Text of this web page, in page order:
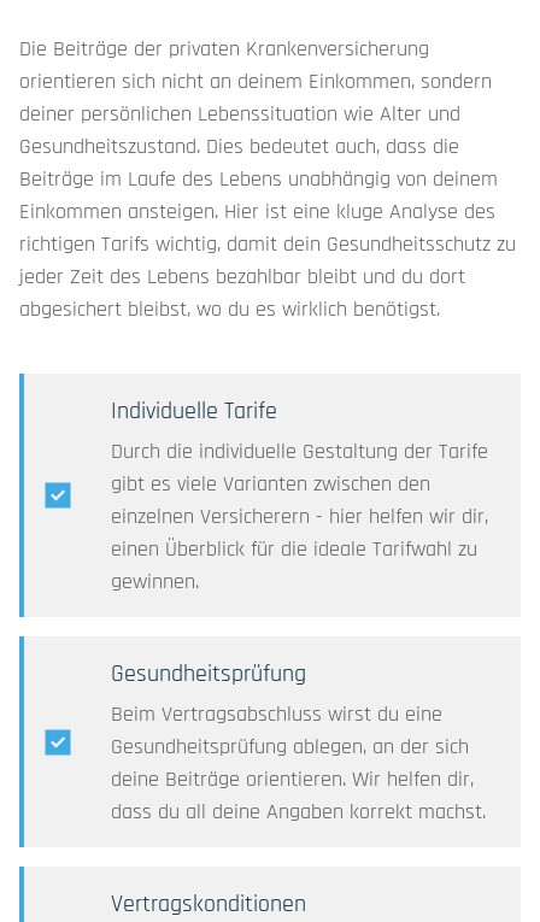
Die Beiträge der privaten Krankenversicherung
orientieren sich nicht an deinem Einkommen, sondern
deiner persönlichen Lebenssituation wie Alter und
Gesundheitszustand. Dies bedeutet auch, dass die
Beiträge im Laufe des Lebens unabhängig von deinem
Einkommen ansteigen. Hier ist eine kluge Analyse des
richtigen Tarifs wichtig, damit dein Gesundheitsschutz zu
jeder Zeit des Lebens bezahlbar bleibt und du dort
abgesichert bleibst, wo du es wirklich benötigst.
Individuelle Tarife
Durch die individuelle Gestaltung der Tarife
gibt es viele Varianten zwischen den
einzelnen Versicherern - hier helfen wir dir,
einen Überblick für die ideale Tarifwahl zu
gewinnen.
Gesundheitsprüfung
Beim Vertragsabschluss wirst du eine
Gesundheitsprüfung ablegen, an der sich
deine Beiträge orientieren. Wir helfen dir,
dass du all deine Angaben korrekt machst.
Vertragskonditionen